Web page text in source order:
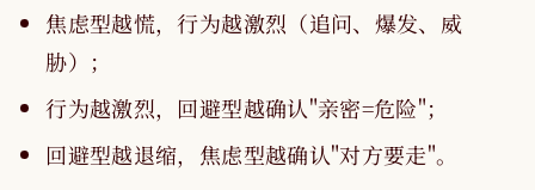
焦虑型越慌，行为越激烈（追问、爆发、威
胁）；
行为越激烈，回避型越确认"亲密=危险"；
回避型越退缩，焦虑型越确认"对方要走"。